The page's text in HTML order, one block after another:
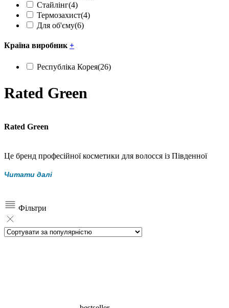
Стайлінг(4)
Термозахист(4)
Для об'єму(6)
Країна виробник+
Республіка Корея(26)
Rated Green
Rated Green
Це бренд професійної косметики для волосся із Південної
використовуються лише натуральні компоненти, що пройшли
міжнародну сертифікацію ECO-CERT.
Читати далі
Фільтри